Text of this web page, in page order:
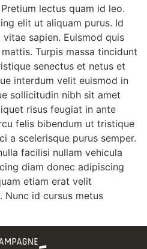
lectus quam id leo.
elit ut aliquam purus. Id
sapien. Euismod quis
Turpis massa tincidunt
senectus et netus et
interdum velit euismod in
sollicitudin nibh sit amet
risus feugiat in ante
felis bibendum ut tristique
a scelerisque purus semper.
facilisi nullam vehicula
diam donec adipiscing
etiam erat velit
Nunc id cursus metus